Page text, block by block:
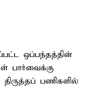
ஒப்பந்தத்தின்
பார்வைக்கு
பணிகளில்